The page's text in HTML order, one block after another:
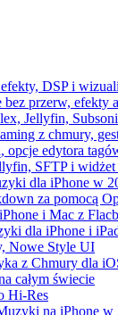
DSP i
przerw, efekty
Jellyfin,
z chmury,
opcje edytora
SFTP i
dla iPhone w
za pomocą
i Mac z
dla iPhone i
Nowe Style UI
z Chmury dla
całym świecie
Hi-Res
na iPhone w